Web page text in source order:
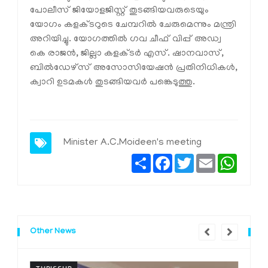
പോലീസ് ജിയോളജിസ്റ്റ് തുടങ്ങിയവരുടെയും
യോഗം കളക്ടറുടെ ചേമ്പറില്‍ ചേരുമെന്നും മന്ത്രി
അറിയിച്ചു. യോഗത്തില്‍ ഗവ ചീഫ് വിപ്പ് അഡ്വ
കെ രാജന്‍, ജില്ലാ കളക്ടര്‍ എസ്. ഷാനവാസ്,
ബില്‍ഡേഴ്സ് അസോസിയേഷന്‍ പ്രതിനിധികള്‍,
ക്വാറി ഉടമകള്‍ തുടങ്ങിയവര്‍ പങ്കെടുത്തു.
Minister A.C.Moideen's meeting
ShareFacebook
TwitterEmail
Other News